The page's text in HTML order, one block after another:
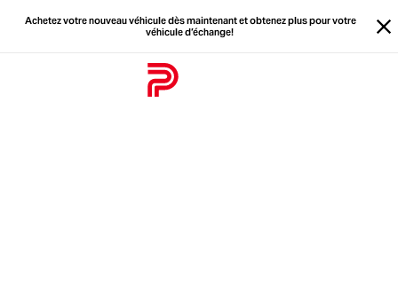
Achetez votre nouveau véhicule dès maintenant et obtenez plus pour votre
véhicule d’échange!